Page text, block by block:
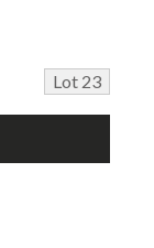
Lot 23